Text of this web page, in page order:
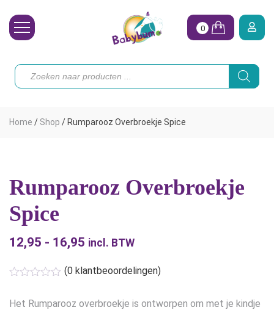
Toebehoren
Onze merken
Hoe begin ik?
0
Producten
zoeken
Home / Shop / Rumparooz Overbroekje Spice
Rumparooz Overbroekje
Spice
12,95 - 16,95 Prijsklasse:
€16,95
incl. BTW
(0 klantbeoordelingen)
Het Rumparooz overbroekje is ontworpen om met je kindje